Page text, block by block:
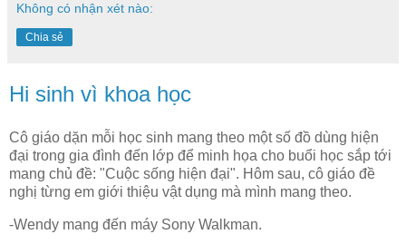
Không có nhận xét nào:
Chia sẻ
Hi sinh vì khoa học
Cô giáo dặn mỗi học sinh mang theo một số đồ dùng hiện
đại trong gia đình đến lớp để minh họa cho buổi học sắp tới
mang chủ đề: "Cuộc sống hiện đại". Hôm sau, cô giáo đề
nghị từng em giới thiệu vật dụng mà mình mang theo.
-Wendy mang đến máy Sony Walkman.